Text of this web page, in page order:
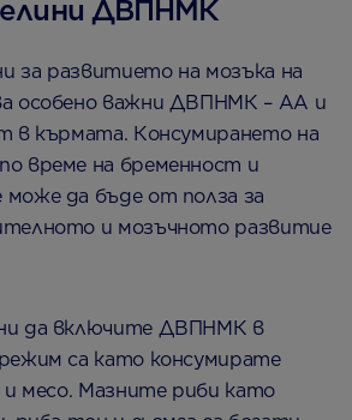
ДВПНМК
за развитието на мозъка на
особено важни ДВПНМК – AA и
в кърмата. Консумирането на
време на бременност и
да бъде от полза за
и мозъчното развитие
да включите ДВПНМК в
са като консумирате
и месо. Мазните риби като